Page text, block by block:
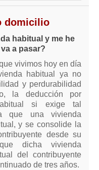
domicilio
habitual y me he
a pasar?
vivimos hoy en día
habitual ya no
y perdurabilidad
la deducción por
si exige tal
que una vivienda
y se consolide la
desde su
dicha vivienda
del contribuyente
de tres años.